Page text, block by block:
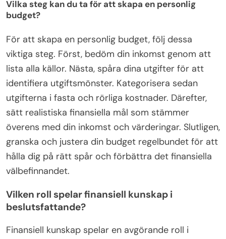
Vilka steg kan du ta för att skapa en personlig
budget?
För att skapa en personlig budget, följ dessa
viktiga steg. Först, bedöm din inkomst genom att
lista alla källor. Nästa, spåra dina utgifter för att
identifiera utgiftsmönster. Kategorisera sedan
utgifterna i fasta och rörliga kostnader. Därefter,
sätt realistiska finansiella mål som stämmer
överens med din inkomst och värderingar. Slutligen,
granska och justera din budget regelbundet för att
hålla dig på rätt spår och förbättra det finansiella
välbefinnandet.
Vilken roll spelar finansiell kunskap i
beslutsfattande?
Finansiell kunskap spelar en avgörande roll i